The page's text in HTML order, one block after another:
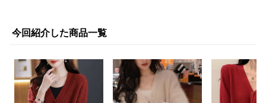
今回紹介した商品一覧